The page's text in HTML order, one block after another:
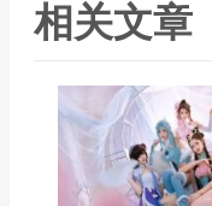
相关文章